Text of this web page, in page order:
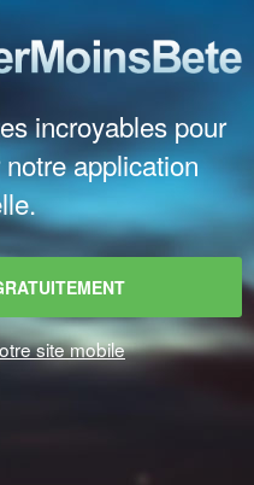
incroyables pour
application
site mobile